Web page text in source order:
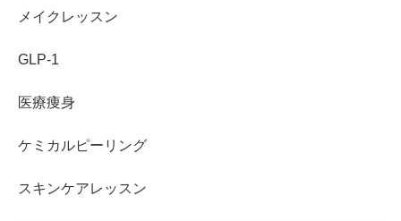
メイクレッスン
GLP-1
医療痩身
ケミカルピーリング
スキンケアレッスン